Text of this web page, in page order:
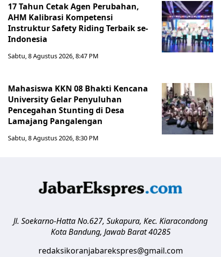
17 Tahun Cetak Agen Perubahan,
AHM Kalibrasi Kompetensi
Instruktur Safety Riding Terbaik se-
Indonesia
Sabtu, 8 Agustus 2026, 8:47 PM
Mahasiswa KKN 08 Bhakti Kencana
University Gelar Penyuluhan
Pencegahan Stunting di Desa
Lamajang Pangalengan
Sabtu, 8 Agustus 2026, 8:30 PM
Jl. Soekarno-Hatta No.627, Sukapura, Kec. Kiaracondong
Kota Bandung, Jawab Barat 40285
redaksikoranjabarekspres@gmail.com